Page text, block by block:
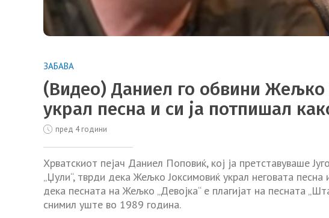
ЗАБАВА
(Видео) Даниел го обвини Жељко
украл песна и си ја потпишал
пред 4 години
Хрватскиот пејач Даниел Поповиќ, кој ја претставуваше
„Џули“, тврди дека Жељко Јоксимовиќ украл неговата песна
дека песната на Жељко „Девојка“ е плагијат на песната
снимил уште во 1989 година.